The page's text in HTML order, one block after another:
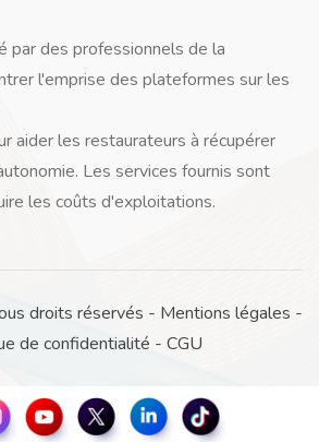
par des professionnels de la
l'emprise des plateformes sur les
aider les restaurateurs à récupérer
Les services fournis sont
les coûts d'exploitations.
droits réservés - Mentions légales -
de confidentialité - CGU